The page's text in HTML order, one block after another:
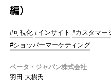
編）
#可視化 #インサイト #カスタマー
#ショッパーマーケティング
ベータ・ジャパン株式会社
羽田 大樹氏